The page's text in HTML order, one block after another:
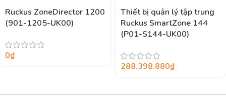
Ruckus ZoneDirector 1200
(901-1205-UK00)
0₫
Thiết bị quản lý tập trung
Ruckus SmartZone 144
(P01-S144-UK00)
288.398.880₫